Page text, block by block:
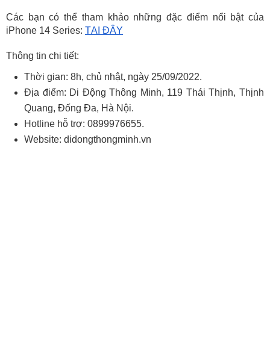
Các bạn có thể tham khảo những đặc điểm nổi bật của
iPhone 14 Series: TẠI ĐÂY
Thông tin chi tiết:
Thời gian: 8h, chủ nhật, ngày 25/09/2022.
Địa điểm: Di Động Thông Minh, 119 Thái Thịnh, Thịnh
Quang, Đống Đa, Hà Nội.
Hotline hỗ trợ: 0899976655.
Website: didongthongminh.vn